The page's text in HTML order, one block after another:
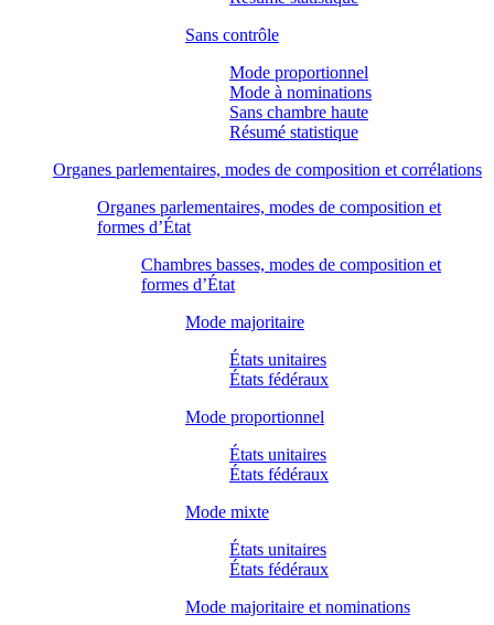
Sans contrôle
Mode proportionnel
Mode à nominations
Sans chambre haute
Résumé statistique
Organes parlementaires, modes de composition et corrélations
Organes parlementaires, modes de composition et
formes d’État
Chambres basses, modes de composition et
formes d’État
Mode majoritaire
États unitaires
États fédéraux
Mode proportionnel
États unitaires
États fédéraux
Mode mixte
États unitaires
États fédéraux
Mode majoritaire et nominations